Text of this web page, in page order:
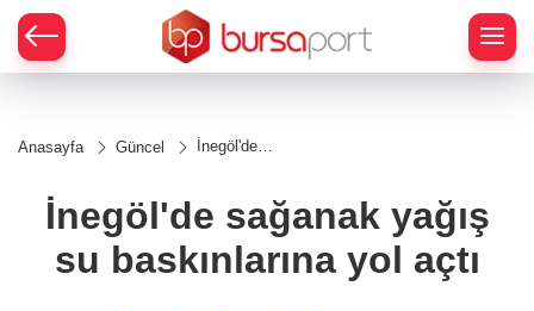
Anasayfa Güncel
İnegöl'de
baskınlarına
yol açtı
İnegöl'de sağanak yağış
su baskınlarına yol açtı